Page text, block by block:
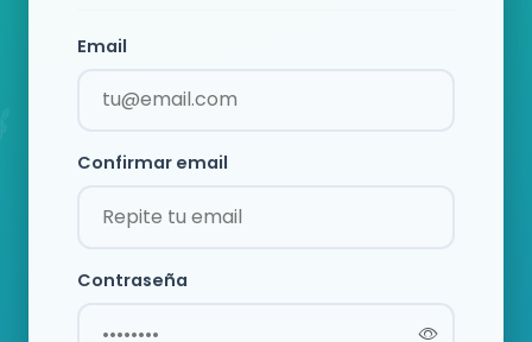
Email
Confirmar email
Contraseña